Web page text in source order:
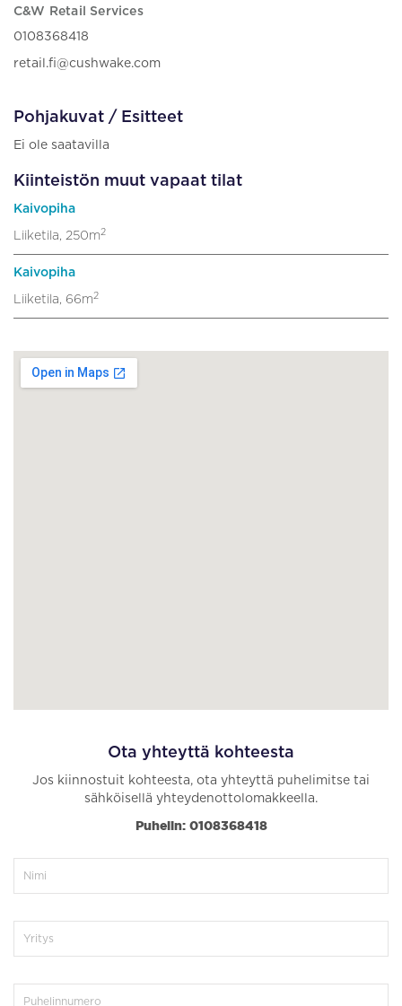
C&W Retail Services
0108368418
retail.fi@cushwake.com
Pohjakuvat / Esitteet
Ei ole saatavilla
Kiinteistön muut vapaat tilat
Kaivopiha
Liiketila, 250m 2
Kaivopiha
Liiketila, 66m 2
Ota yhteyttä kohteesta
Jos kiinnostuit kohteesta, ota yhteyttä puhelimitse tai
sähköisellä yhteydenottolomakkeella.
Puhelin: 0108368418